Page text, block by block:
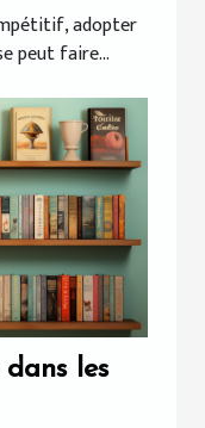
adopter
peut faire...
les